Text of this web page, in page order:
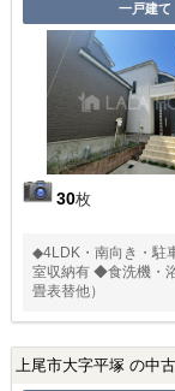
一戸建て
30枚
◆4LDK・南向き・
室収納有 ◆食洗機・
畳表替他）
上尾市大字平塚 の中